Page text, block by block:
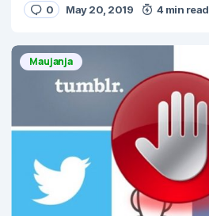
0 May 20, 2019 4 min read
Maujanja